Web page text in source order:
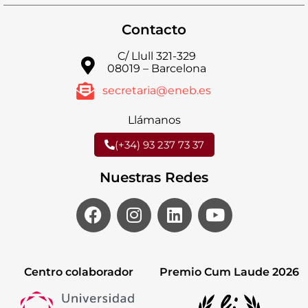
Contacto
C/ Llull 321-329
08019 – Barcelona
secretaria@eneb.es
Llámanos
(+34) 93 237 73 37
Nuestras Redes
Centro colaborador Premio Cum Laude 2026